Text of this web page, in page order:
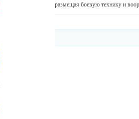
размещая боевую технику и